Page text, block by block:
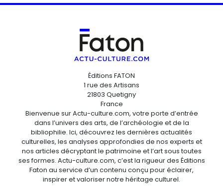
Éditions FATON
1 rue des Artisans
21803 Quetigny
France
Bienvenue sur Actu-culture.com, votre porte d’entrée
dans l’univers des arts, de l’archéologie et de la
bibliophilie. Ici, découvrez les dernières actualités
culturelles, les analyses approfondies de nos experts et
nos articles décryptant le patrimoine et l’art sous toutes
ses formes. Actu-culture.com, c’est la rigueur des Éditions
Faton au service d’un contenu conçu pour éclairer,
inspirer et valoriser notre héritage culturel.